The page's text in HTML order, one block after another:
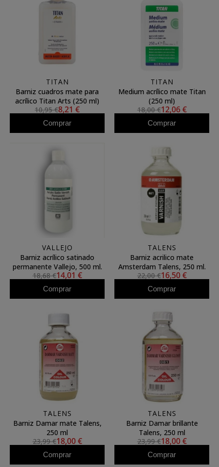
TITAN
Barniz cuadros mate para
acrílico Titan Arts (250 ml)
10,95 €8,21 €
Comprar
TITAN
Medium acrílico mate Titan
(250 ml)
18,00 €12,06 €
Comprar
VALLEJO
Barniz acrílico satinado
permanente Vallejo, 500 ml.
18,68 €14,01 €
Comprar
TALENS
Barniz acrilico mate
Amsterdam Talens, 250 ml.
22,00 €16,50 €
Comprar
TALENS
Barniz Damar mate Talens,
250 ml
23,99 €18,00 €
Comprar
TALENS
Barniz Damar brillante
Talens, 250 ml
23,99 €18,00 €
Comprar